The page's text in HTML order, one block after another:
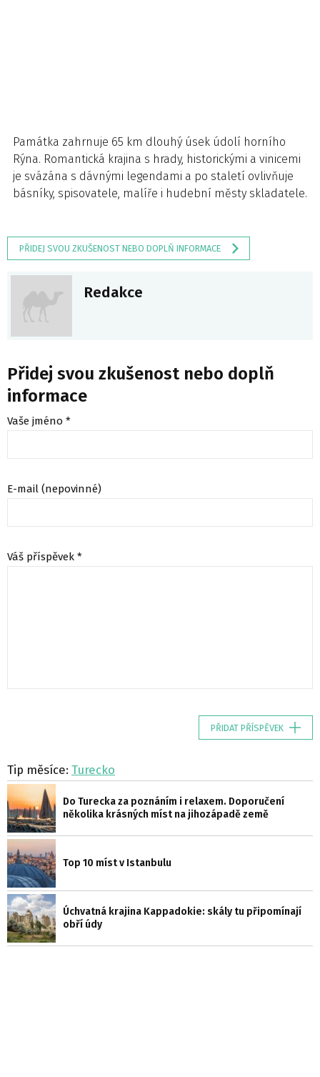
Památka zahrnuje 65 km dlouhý úsek údolí horního
Rýna. Romantická krajina s hrady, historickými a vinicemi
je svázána s dávnými legendami a po staletí ovlivňuje
básníky, spisovatele, malíře i hudební městy skladatele.
PŘIDEJ SVOU ZKUŠENOST NEBO DOPLŇ INFORMACE
Redakce
Přidej svou zkušenost nebo doplň
informace
Vaše jméno *
E-mail (nepovinné)
Váš příspěvek *
PŘIDAT PŘÍSPĚVEK
Tip měsíce: Turecko
Do Turecka za poznáním i relaxem. Doporučení
několika krásných míst na jihozápadě země
Top 10 míst v Istanbulu
Úchvatná krajina Kappadokie: skály tu připomínají
obří údy